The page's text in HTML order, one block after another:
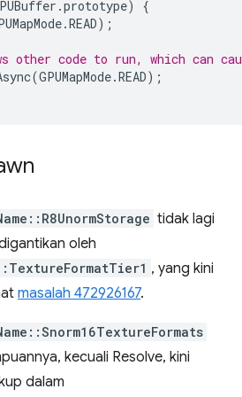
.prototype)
{
.READ);
other code to run, which can
(GPUMapMode.READ);
tidak lagi
oleh
, yang kini
masalah 472926167.
kecuali Resolve, kini
dalam